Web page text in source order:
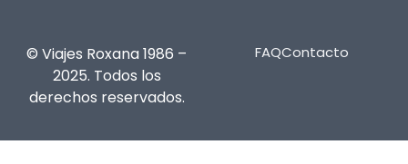
© Viajes Roxana 1986 –
2025. Todos los
derechos reservados.
FAQContacto